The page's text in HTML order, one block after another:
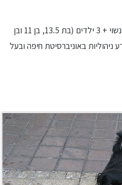
יניב זימן, בן 45, תושב רגבה, נשוי + 3 ילדים (בת 13.5, בן 11 ובן
ניהוליות באוניברסיטת חיפה ובעל